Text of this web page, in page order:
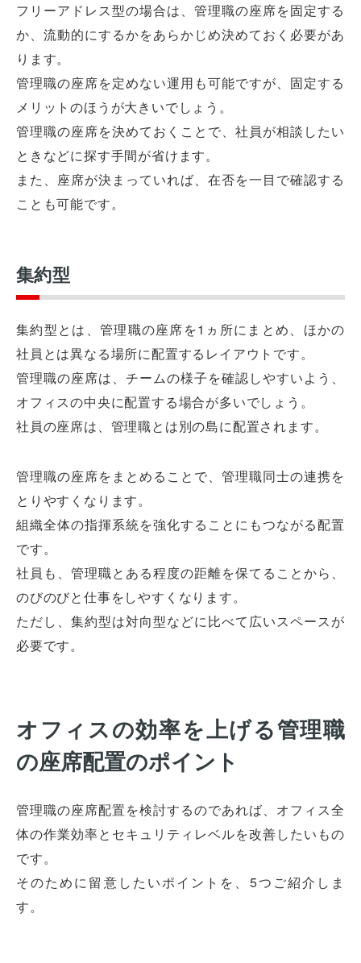
フリーアドレス型の場合は、管理職の座席を固定する
か、流動的にするかをあらかじめ決めておく必要があ
ります。
管理職の座席を定めない運用も可能ですが、固定する
メリットのほうが大きいでしょう。
管理職の座席を決めておくことで、社員が相談したい
ときなどに探す手間が省けます。
また、座席が決まっていれば、在否を一目で確認する
ことも可能です。
集約型
集約型とは、管理職の座席を1ヵ所にまとめ、ほかの
社員とは異なる場所に配置するレイアウトです。
管理職の座席は、チームの様子を確認しやすいよう、
オフィスの中央に配置する場合が多いでしょう。
社員の座席は、管理職とは別の島に配置されます。
管理職の座席をまとめることで、管理職同士の連携を
とりやすくなります。
組織全体の指揮系統を強化することにもつながる配置
です。
社員も、管理職とある程度の距離を保てることから、
のびのびと仕事をしやすくなります。
ただし、集約型は対向型などに比べて広いスペースが
必要です。
オフィスの効率を上げる管理職
の座席配置のポイント
管理職の座席配置を検討するのであれば、オフィス全
体の作業効率とセキュリティレベルを改善したいもの
です。
そのために留意したいポイントを、5つご紹介しま
す。